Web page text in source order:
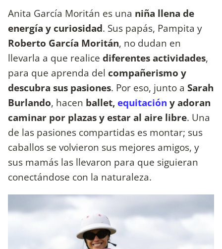
Anita García Moritán es una niña llena de
energía y curiosidad. Sus papás, Pampita y
Roberto García Moritán, no dudan en
llevarla a que realice diferentes actividades,
para que aprenda del compañerismo y
descubra sus pasiones. Por eso, junto a Sarah
Burlando, hacen ballet, equitación y adoran
caminar por plazas y estar al aire libre. Una
de las pasiones compartidas es montar; sus
caballos se volvieron sus mejores amigos, y
sus mamás las llevaron para que siguieran
conectándose con la naturaleza.